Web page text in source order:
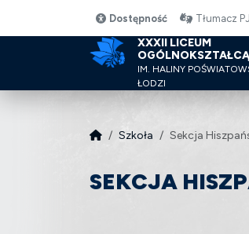
Dostępność Tłumacz
XXXII LICEUM
IM. HALINY
ŁODZI
Szkoła Sekcja
SEKCJA